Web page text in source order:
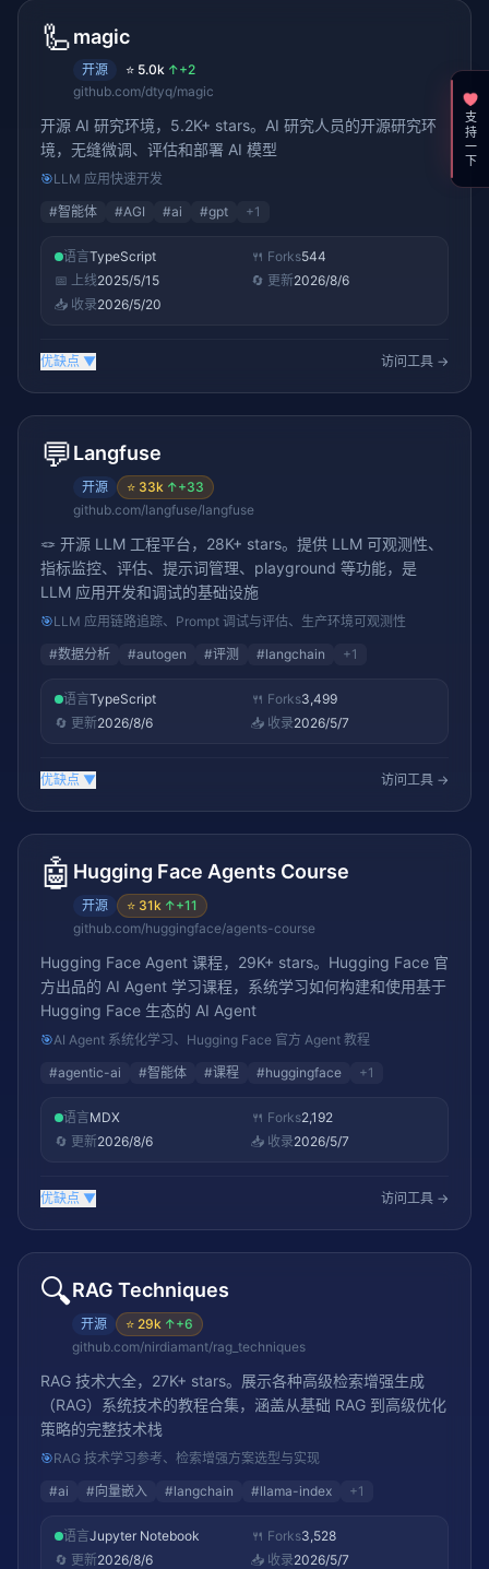
🦾magic
开源 ⭐ 5.0k ↑+2
github.com/dtyq/magic
开源 AI 研究环境，5.2K+ stars。AI 研究人员的开源研究环
境，无缝微调、评估和部署 AI 模型
🎯LLM 应用快速开发
#智能体 #AGI #ai #gpt +1
语言TypeScript 🍴 Forks544
📅 上线2025/5/15 🔄 更新2026/8/6
📥 收录2026/5/20
优缺点 ▼ 访问工具 →
💬Langfuse
开源 ⭐ 33k ↑+33
github.com/langfuse/langfuse
🪢 开源 LLM 工程平台，28K+ stars。提供 LLM 可观测性、
指标监控、评估、提示词管理、playground 等功能，是
LLM 应用开发和调试的基础设施
🎯LLM 应用链路追踪、Prompt 调试与评估、生产环境可观测性
#数据分析 #autogen #评测 #langchain +1
语言TypeScript 🍴 Forks3,499
🔄 更新2026/8/6 📥 收录2026/5/7
优缺点 ▼ 访问工具 →
🤖 Hugging Face Agents Course
开源 ⭐ 31k ↑+11
github.com/huggingface/agents-course
Hugging Face Agent 课程，29K+ stars。Hugging Face 官
方出品的 AI Agent 学习课程，系统学习如何构建和使用基于
Hugging Face 生态的 AI Agent
🎯AI Agent 系统化学习、Hugging Face 官方 Agent 教程
#agentic-ai #智能体 #课程 #huggingface +1
语言MDX 🍴 Forks2,192
🔄 更新2026/8/6 📥 收录2026/5/7
优缺点 ▼ 访问工具 →
🔍RAG Techniques
开源 ⭐ 29k ↑+6
github.com/nirdiamant/rag_techniques
RAG 技术大全，27K+ stars。展示各种高级检索增强生成
（RAG）系统技术的教程合集，涵盖从基础 RAG 到高级优化
策略的完整技术栈
🎯RAG 技术学习参考、检索增强方案选型与实现
#ai #向量嵌入 #langchain #llama-index +1
语言Jupyter Notebook 🍴 Forks3,528
🔄 更新2026/8/6 📥 收录2026/5/7
支持一下